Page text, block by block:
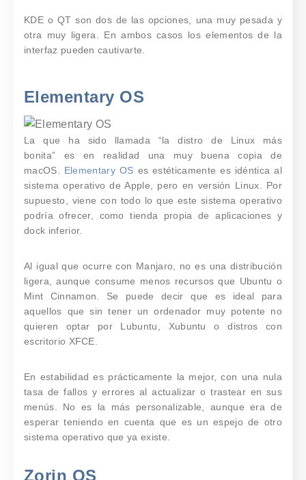
KDE o QT son dos de las opciones, una muy pesada y
otra muy ligera. En ambos casos los elementos de la
interfaz pueden cautivarte.
Elementary OS
La que ha sido llamada “la distro de Linux más
bonita” es en realidad una muy buena copia de
macOS. Elementary OS es estéticamente es idéntica al
sistema operativo de Apple, pero en versión Linux. Por
supuesto, viene con todo lo que este sistema operativo
podría ofrecer, como tienda propia de aplicaciones y
dock inferior.
Al igual que ocurre con Manjaro, no es una distribución
ligera, aunque consume menos recursos que Ubuntu o
Mint Cinnamon . Se puede decir que es ideal para
aquellos que sin tener un ordenador muy potente no
quieren optar por Lubuntu, Xubuntu o distros con
escritorio XFCE.
En estabilidad es prácticamente la mejor, con una nula
tasa de fallos y errores al actualizar o trastear en sus
menús. No es la más personalizable, aunque era de
esperar teniendo en cuenta que es un espejo de otro
sistema operativo que ya existe.
Zorin OS